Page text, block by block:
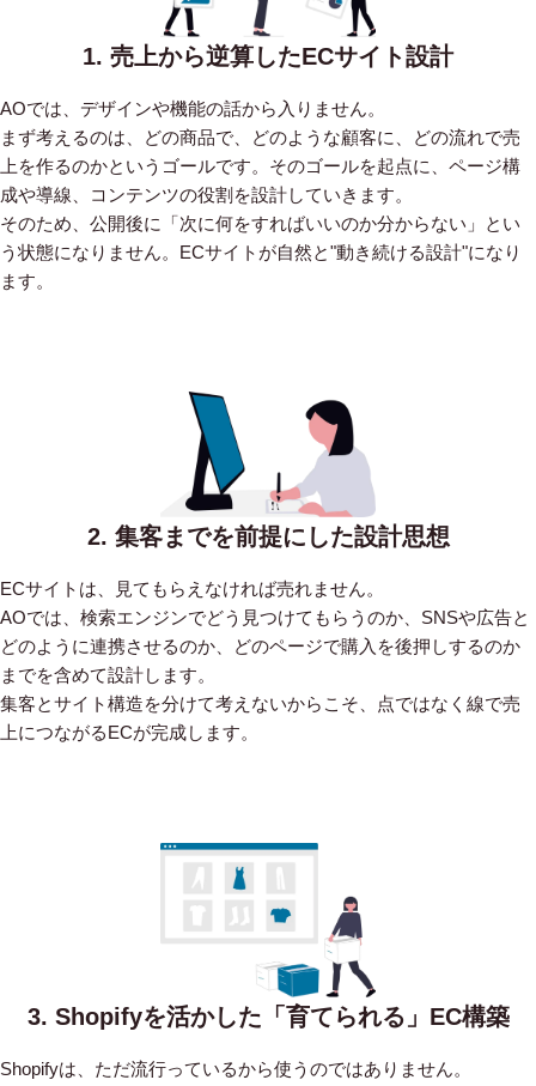
1. 売上から逆算したECサイト設計
AOでは、デザインや機能の話から入りません。
まず考えるのは、どの商品で、どのような顧客に、どの流れで売
上を作るのかというゴールです。そのゴールを起点に、ページ構
成や導線、コンテンツの役割を設計していきます。
そのため、公開後に「次に何をすればいいのか分からない」とい
う状態になりません。ECサイトが自然と"動き続ける設計"になり
ます。
2. 集客までを前提にした設計思想
ECサイトは、見てもらえなければ売れません。
AOでは、検索エンジンでどう見つけてもらうのか、SNSや広告と
どのように連携させるのか、どのページで購入を後押しするのか
までを含めて設計します。
集客とサイト構造を分けて考えないからこそ、点ではなく線で売
上につながるECが完成します。
3. Shopifyを活かした「育てられる」EC構築
Shopifyは、ただ流行っているから使うのではありません。